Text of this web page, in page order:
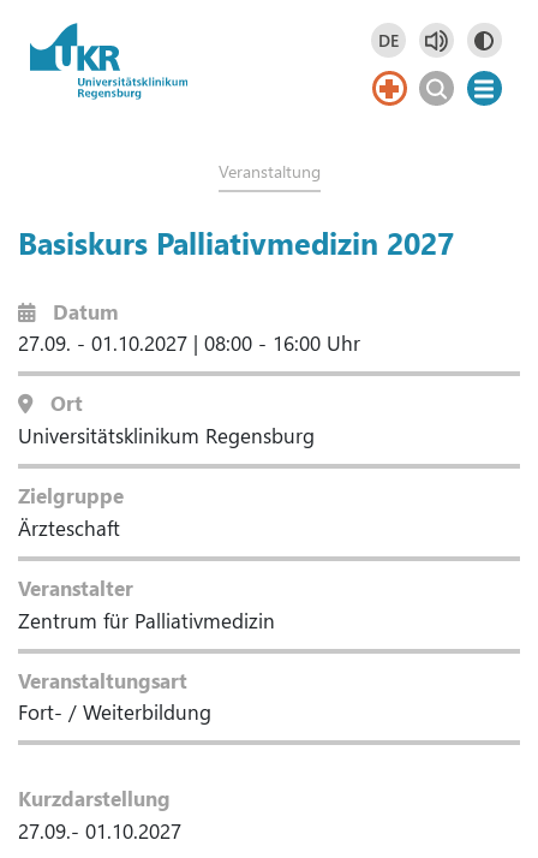
Springe zum Hauptinhalt DE
Deutsch
DE
Veranstaltung
Basiskurs Palliativmedizin 2027
Datum
27.09. - 01.10.2027 | 08:00 - 16:00 Uhr
Ort
Universitätsklinikum Regensburg
Zielgruppe
Ärzteschaft
Veranstalter
Zentrum für Palliativmedizin
Veranstaltungsart
Fort- / Weiterbildung
Kurzdarstellung
27.09.- 01.10.2027